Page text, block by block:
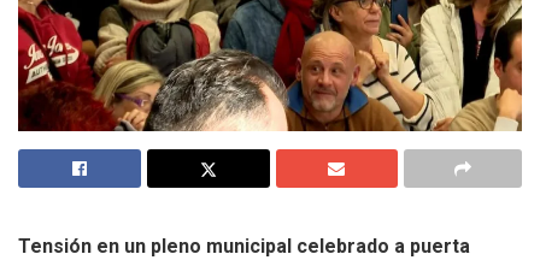
Tensión en un pleno municipal celebrado a puerta